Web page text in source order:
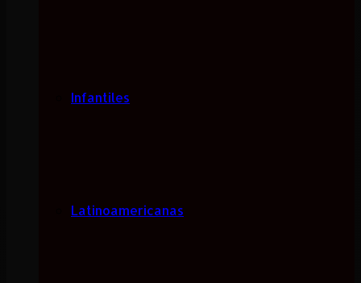
Infantiles
Latinoamericanas